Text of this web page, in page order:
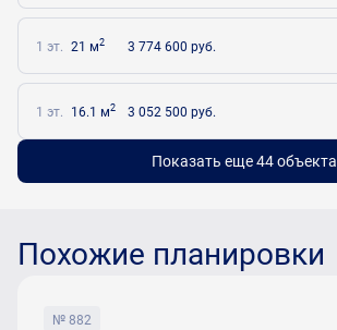
1 эт. 21 м2 3 774 600 руб.
1 эт. 16.1 м2 3 052 500 руб.
Показать еще 44 объектa
Похожие планировки
№ 882